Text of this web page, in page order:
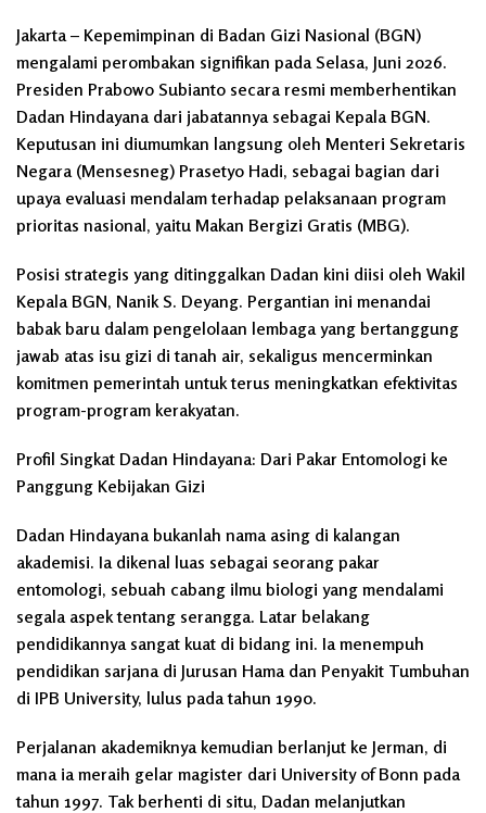
Jakarta – Kepemimpinan di Badan Gizi Nasional (BGN)
mengalami perombakan signifikan pada Selasa, Juni 2026.
Presiden Prabowo Subianto secara resmi memberhentikan
Dadan Hindayana dari jabatannya sebagai Kepala BGN.
Keputusan ini diumumkan langsung oleh Menteri Sekretaris
Negara (Mensesneg) Prasetyo Hadi, sebagai bagian dari
upaya evaluasi mendalam terhadap pelaksanaan program
prioritas nasional, yaitu Makan Bergizi Gratis (MBG).
Posisi strategis yang ditinggalkan Dadan kini diisi oleh Wakil
Kepala BGN, Nanik S. Deyang. Pergantian ini menandai
babak baru dalam pengelolaan lembaga yang bertanggung
jawab atas isu gizi di tanah air, sekaligus mencerminkan
komitmen pemerintah untuk terus meningkatkan efektivitas
program-program kerakyatan.
Profil Singkat Dadan Hindayana: Dari Pakar Entomologi ke
Panggung Kebijakan Gizi
Dadan Hindayana bukanlah nama asing di kalangan
akademisi. Ia dikenal luas sebagai seorang pakar
entomologi, sebuah cabang ilmu biologi yang mendalami
segala aspek tentang serangga. Latar belakang
pendidikannya sangat kuat di bidang ini. Ia menempuh
pendidikan sarjana di Jurusan Hama dan Penyakit Tumbuhan
di IPB University, lulus pada tahun 1990.
Perjalanan akademiknya kemudian berlanjut ke Jerman, di
mana ia meraih gelar magister dari University of Bonn pada
tahun 1997. Tak berhenti di situ, Dadan melanjutkan